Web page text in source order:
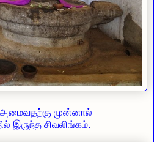
அமைவதற்கு முன்னால்
இருந்த சிவலிங்கம்.